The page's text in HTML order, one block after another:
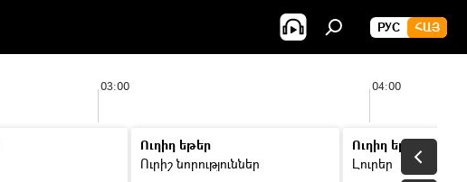
РУС ՀԱՅ
03:00 04:00
Ուղիղ եթեր
Ուրիշ նորություններ
Ուղիղ եթեր
Լուրեր